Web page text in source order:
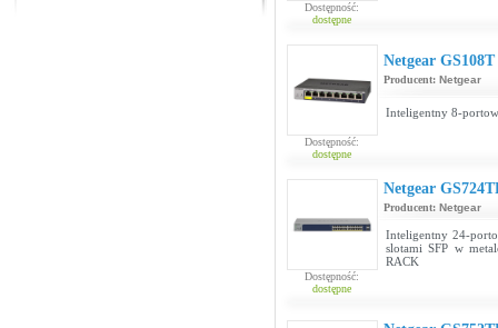
Dostępność:
dostępne
Dostępność:
dostępne
Netgear
Producent: Netgear
Inteligentny 8-
Dostępność:
dostępne
Netgear
Producent: Netgear
Inteligentny 24-
slotami SFP w
RACK